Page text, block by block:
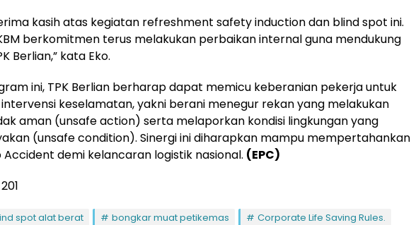
kasih atas kegiatan refreshment safety induction dan blind spot ini.
berkomitmen terus melakukan perbaikan internal guna mendukung
Berlian,” kata Eko.
ini, TPK Berlian berharap dapat memicu keberanian pekerja untuk
keselamatan, yakni berani menegur rekan yang melakukan
aman (unsafe action) serta melaporkan kondisi lingkungan yang
(unsafe condition). Sinergi ini diharapkan mampu mempertahankan
demi kelancaran logistik nasional. (EPC)
201
spot alat berat bongkar muat petikemas
Corporate Life Saving Rules.